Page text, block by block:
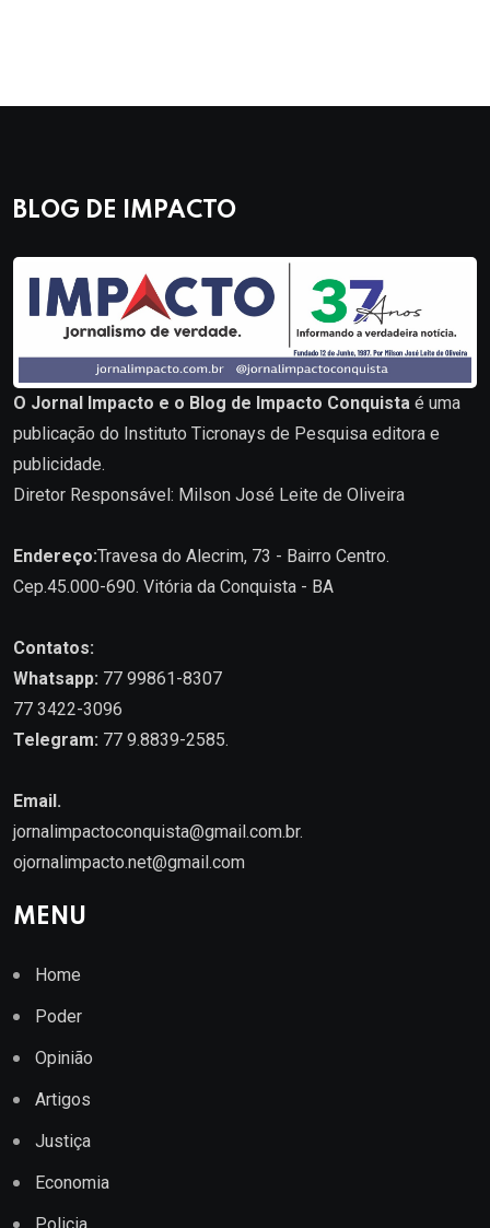
BLOG DE IMPACTO
O Jornal Impacto e o Blog de Impacto Conquista é uma
publicação do Instituto Ticronays de Pesquisa editora e
publicidade.
Diretor Responsável: Milson José Leite de Oliveira
Endereço:Travesa do Alecrim, 73 - Bairro Centro.
Cep.45.000-690. Vitória da Conquista - BA
Contatos:
Whatsapp: 77 99861-8307
77 3422-3096
Telegram: 77 9.8839-2585.
Email.
jornalimpactoconquista@gmail.com.br.
ojornalimpacto.net@gmail.com
MENU
Home
Poder
Opinião
Artigos
Justiça
Economia
Policia